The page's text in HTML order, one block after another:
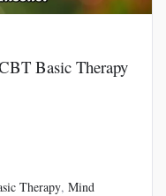
Basic Therapy
Therapy, Mind